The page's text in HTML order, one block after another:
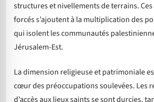
structures et nivellements de terrains.
forcés s’ajoutent à la multiplication des
qui isolent les communautés
Jérusalem-Est.
La dimension religieuse et patrimoniale
cœur des préoccupations soulevées. Les
d’accès aux lieux saints se sont durcies,